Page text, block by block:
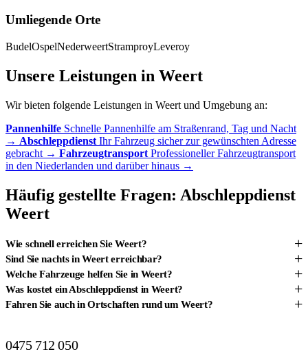
Umliegende Orte
BudelOspelNederweertStramproyLeveroy
Unsere Leistungen in Weert
Wir bieten folgende Leistungen in Weert und Umgebung an:
Pannenhilfe Schnelle Pannenhilfe am Straßenrand, Tag und Nacht
→ Abschleppdienst Ihr Fahrzeug sicher zur gewünschten Adresse
gebracht → Fahrzeugtransport Professioneller Fahrzeugtransport
in den Niederlanden und darüber hinaus →
Häufig gestellte Fragen: Abschleppdienst
Weert
Wie schnell erreichen Sie Weert? +
Sind Sie nachts in Weert erreichbar? +
Welche Fahrzeuge helfen Sie in Weert? +
Was kostet ein Abschleppdienst in Weert? +
Fahren Sie auch in Ortschaften rund um Weert? +
0475 712 050